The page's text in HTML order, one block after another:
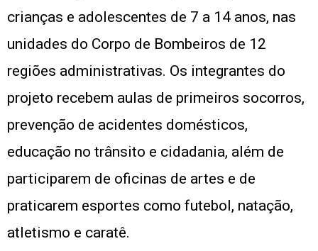
crianças e adolescentes de 7 a 14 anos, nas
unidades do Corpo de Bombeiros de 12
regiões administrativas. Os integrantes do
projeto recebem aulas de primeiros socorros,
prevenção de acidentes domésticos,
educação no trânsito e cidadania, além de
participarem de oficinas de artes e de
praticarem esportes como futebol, natação,
atletismo e caratê.